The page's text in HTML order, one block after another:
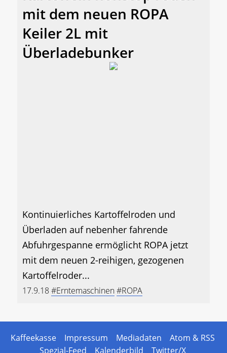
mit dem neuen ROPA
Keiler 2L mit
Überladebunker
Kontinuierliches Kartoffelroden und
Überladen auf nebenher fahrende
Abfuhrgespanne ermöglicht ROPA jetzt
mit dem neuen 2-reihigen, gezogenen
Kartoffelroder...
17.9.18#Erntemaschinen#ROPA
Kaffeekasse Impressum Mediadaten
Atom & RSS
Spezial-Feed
Kalenderbild Twitter/X